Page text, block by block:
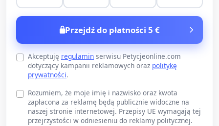
Przejdź do płatności 5 €
Akceptuję regulamin serwisu Petycjeonline.com
dotyczący kampanii reklamowych oraz politykę
prywatności.
Rozumiem, że moje imię i nazwisko oraz kwota
zapłacona za reklamę będą publicznie widoczne na
naszej stronie internetowej. Przepisy UE wymagają tej
przejrzystości w odniesieniu do reklamy politycznej.